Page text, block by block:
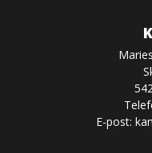
E-post: